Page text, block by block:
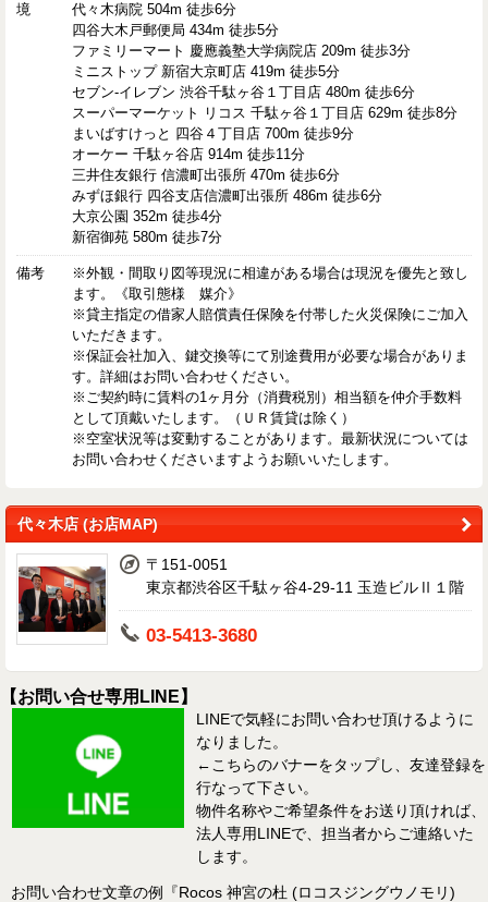
境
代々木病院 504m 徒歩6分
四谷大木戸郵便局 434m 徒歩5分
ファミリーマート 慶應義塾大学病院店 209m 徒歩3分
ミニストップ 新宿大京町店 419m 徒歩5分
セブン-イレブン 渋谷千駄ヶ谷１丁目店 480m 徒歩6分
スーパーマーケット リコス 千駄ヶ谷１丁目店 629m 徒歩8分
まいばすけっと 四谷４丁目店 700m 徒歩9分
オーケー 千駄ヶ谷店 914m 徒歩11分
三井住友銀行 信濃町出張所 470m 徒歩6分
みずほ銀行 四谷支店信濃町出張所 486m 徒歩6分
大京公園 352m 徒歩4分
新宿御苑 580m 徒歩7分
備考
※外観・間取り図等現況に相違がある場合は現況を優先と致し
ます。《取引態様 媒介》
※貸主指定の借家人賠償責任保険を付帯した火災保険にご加入
いただきます。
※保証会社加入、鍵交換等にて別途費用が必要な場合がありま
す。詳細はお問い合わせください。
※ご契約時に賃料の1ヶ月分（消費税別）相当額を仲介手数料
として頂戴いたします。（ＵＲ賃貸は除く）
※空室状況等は変動することがあります。最新状況については
お問い合わせくださいますようお願いいたします。
代々木店 (お店MAP)
〒151-0051
東京都渋谷区千駄ヶ谷4-29-11 玉造ビルⅡ１階
03-5413-3680
【お問い合せ専用LINE】
LINEで気軽にお問い合わせ頂けるように
なりました。
←こちらのバナーをタップし、友達登録を
行なって下さい。
物件名称やご希望条件をお送り頂ければ、
法人専用LINEで、担当者からご連絡いた
します。
お問い合わせ文章の例『Rocos 神宮の杜 (ロコスジングウノモリ)